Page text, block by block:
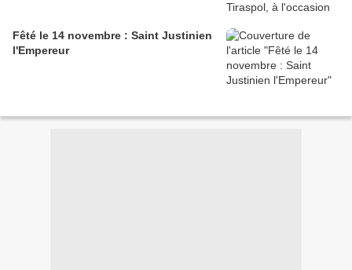
Fêté le 14 novembre : Saint Justinien
l'Empereur